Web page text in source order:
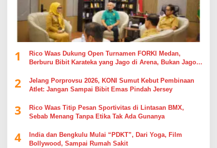
1
Rico Waas Dukung Open Turnamen FORKI Medan,
Berburu Bibit Karateka yang Jago di Arena, Bukan Jago
2
Jelang Porprovsu 2026, KONI Sumut Kebut Pembinaan
Atlet: Jangan Sampai Bibit Emas Pindah Jersey
3
Rico Waas Titip Pesan Sportivitas di Lintasan BMX,
Sebab Menang Tanpa Etika Tak Ada Gunanya
4
India dan Bengkulu Mulai “PDKT”, Dari Yoga, Film
Bollywood, Sampai Rumah Sakit